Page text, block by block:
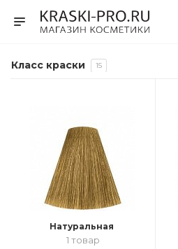
Класс краски 15
Натуральная
1 товар